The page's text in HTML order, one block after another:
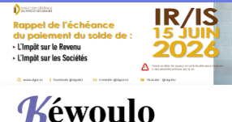
Aller au contenu